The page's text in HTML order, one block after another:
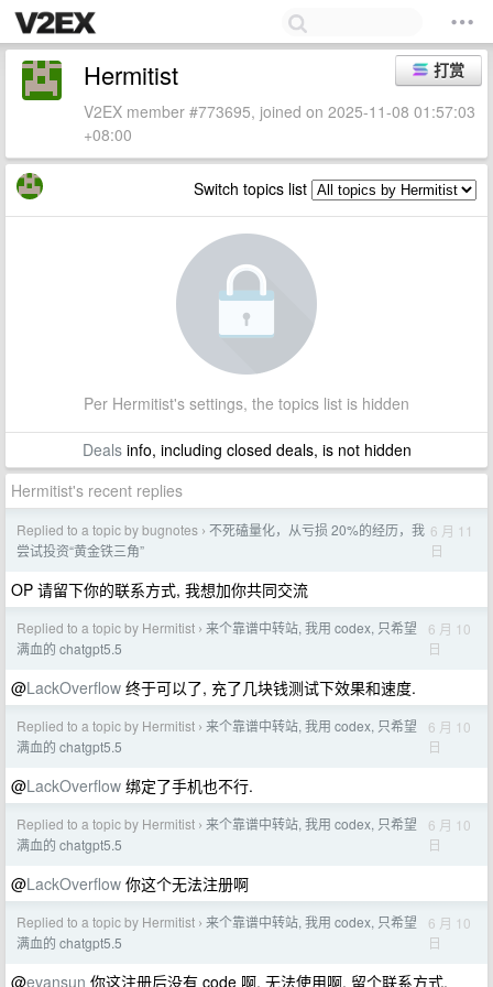
打赏
Hermitist
V2EX member #773695, joined on 2025-11-08 01:57:03
+08:00
Switch topics list
Per Hermitist's settings, the topics list is hidden
Dealsinfo, including closed deals, is not hidden
Hermitist's recent replies
Replied to a topic by bugnotes › 不死磕量化，从亏损 20%的经历，我
尝试投资“黄金铁三角”
6 月 11
日
OP 请留下你的联系方式, 我想加你共同交流
Replied to a topic by Hermitist › 来个靠谱中转站, 我用 codex, 只希望
满血的 chatgpt5.5
6 月 10
日
@LackOverflow 终于可以了, 充了几块钱测试下效果和速度.
Replied to a topic by Hermitist › 来个靠谱中转站, 我用 codex, 只希望
满血的 chatgpt5.5
6 月 10
日
@LackOverflow 绑定了手机也不行.
Replied to a topic by Hermitist › 来个靠谱中转站, 我用 codex, 只希望
满血的 chatgpt5.5
6 月 10
日
@LackOverflow 你这个无法注册啊
Replied to a topic by Hermitist › 来个靠谱中转站, 我用 codex, 只希望
满血的 chatgpt5.5
6 月 10
日
@evansun 你这注册后没有 code 啊, 无法使用啊, 留个联系方式.